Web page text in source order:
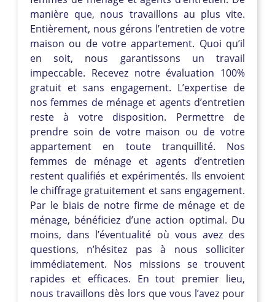
manière que, nous travaillons au plus vite.
Entièrement, nous gérons l’entretien de votre
maison ou de votre appartement. Quoi qu’il
en soit, nous garantissons un travail
impeccable. Recevez notre évaluation 100%
gratuit et sans engagement. L’expertise de
nos femmes de ménage et agents d’entretien
reste à votre disposition. Permettre de
prendre soin de votre maison ou de votre
appartement en toute tranquillité. Nos
femmes de ménage et agents d’entretien
restent qualifiés et expérimentés. Ils envoient
le chiffrage gratuitement et sans engagement.
Par le biais de notre firme de ménage et de
ménage, bénéficiez d’une action optimal. Du
moins, dans l’éventualité où vous avez des
questions, n’hésitez pas à nous solliciter
immédiatement. Nos missions se trouvent
rapides et efficaces. En tout premier lieu,
nous travaillons dès lors que vous l’avez pour